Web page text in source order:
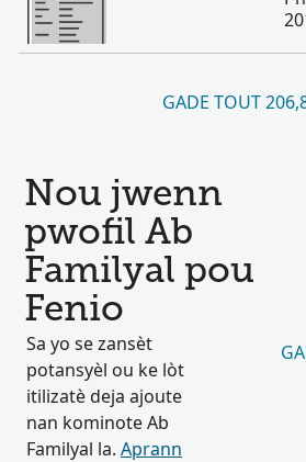
GADE TOUT
Nou jwenn
pwofil Ab
Familyal pou
Fenio
Sa yo se zansèt
potansyèl ou ke lòt
itilizatè deja ajoute
nan kominote Ab
Familyal la. Aprann